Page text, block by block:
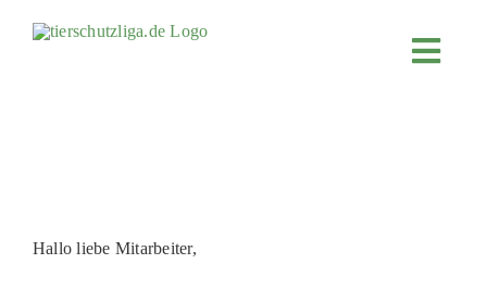
Hallo liebe Mitarbeiter,